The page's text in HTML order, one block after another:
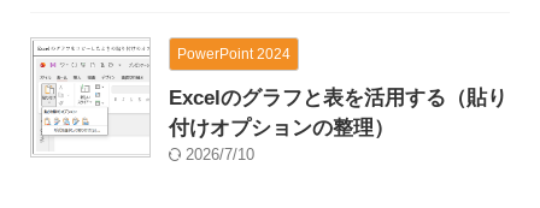
PowerPoint 2024
Excelのグラフと表を活用する（貼り
付けオプションの整理）
2026/7/10